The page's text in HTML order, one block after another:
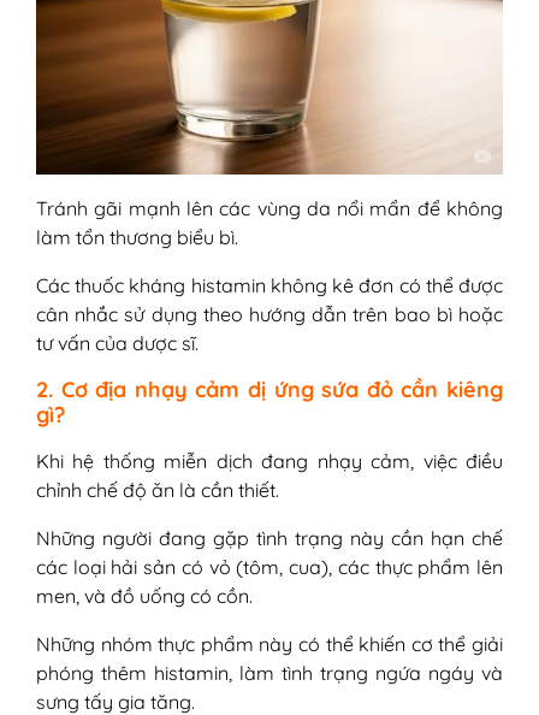
Tránh gãi mạnh lên các vùng da nổi mẩn để không
làm tổn thương biểu bì.
Các thuốc kháng histamin không kê đơn có thể được
cân nhắc sử dụng theo hướng dẫn trên bao bì hoặc
tư vấn của dược sĩ.
2. Cơ địa nhạy cảm dị ứng sứa đỏ cần kiêng
gì?
Khi hệ thống miễn dịch đang nhạy cảm, việc điều
chỉnh chế độ ăn là cần thiết.
Những người đang gặp tình trạng này cần hạn chế
các loại hải sản có vỏ (tôm, cua), các thực phẩm lên
men, và đồ uống có cồn.
Những nhóm thực phẩm này có thể khiến cơ thể giải
phóng thêm histamin, làm tình trạng ngứa ngáy và
sưng tấy gia tăng.